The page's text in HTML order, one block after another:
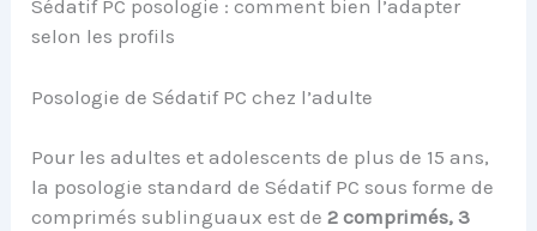
Sédatif PC posologie : comment bien l’adapter
selon les profils
Posologie de Sédatif PC chez l’adulte
Pour les adultes et adolescents de plus de 15 ans,
la posologie standard de Sédatif PC sous forme de
comprimés sublinguaux est de2 comprimés, 3